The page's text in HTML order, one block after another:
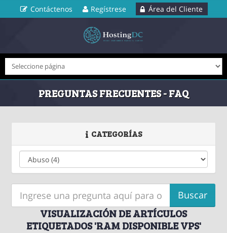
Contáctenos Regístrese Área del Cliente
PREGUNTAS FRECUENTES - FAQ
CATEGORÍAS
VISUALIZACIÓN DE ARTÍCULOS
ETIQUETADOS 'RAM DISPONIBLE VPS'